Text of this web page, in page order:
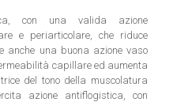
con una valida azione
e periarticolare, che riduce
anche una buona azione vaso
capillare ed aumenta
del tono della muscolatura
azione antiflogistica, con